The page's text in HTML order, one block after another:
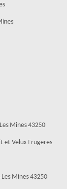
Mines 43250
et Velux Frugeres
Mines 43250